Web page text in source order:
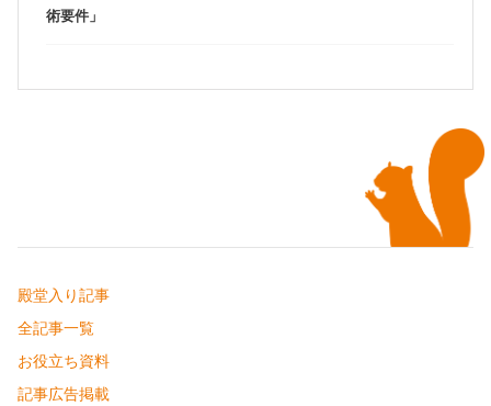
術要件」
殿堂入り記事
全記事一覧
お役立ち資料
記事広告掲載